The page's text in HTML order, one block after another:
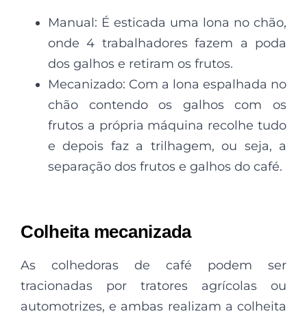
Manual: É esticada uma lona no chão,
onde 4 trabalhadores fazem a poda
dos galhos e retiram os frutos.
Mecanizado: Com a lona espalhada no
chão contendo os galhos com os
frutos a própria máquina recolhe tudo
e depois faz a trilhagem, ou seja, a
separação dos frutos e galhos do café.
Colheita mecanizada
As colhedoras de café podem ser
tracionadas por tratores agrícolas ou
automotrizes, e ambas realizam a colheita